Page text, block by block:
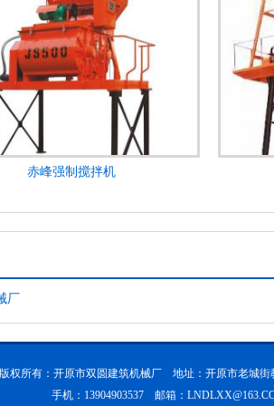
赤峰强制搅拌机
厂
版权所有：开原市双圆建筑机械厂 地址：开原市老城
手机：13904903537 邮箱：